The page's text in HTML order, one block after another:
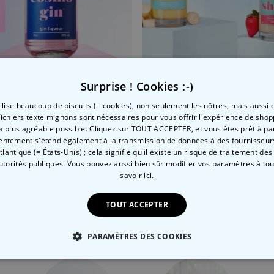
sucre de betterave, arôme
avec d'autres arômes
colorant tartraine E102,
Cosmopolitan
Milk-shake liqueur
24,99 CHF
Catégorie concernée
Surprise ! Cookies :-)
beaucoup de biscuits (= cookies), non seulement les nôtres, mais aussi
texte mignons sont nécessaires pour vous offrir l'expérience de
plus agréable possible. Cliquez sur TOUT ACCEPTER, et vous êtes prêt à
s'étend également à la transmission de données à des
(= États-Unis) ; cela signifie qu'il existe un risque de traitement des
publiques. Vous pouvez aussi bien sûr modifier vos paramètres à
savoir ici.
TOUT ACCEPTER
PARAMÈTRES DES COOKIES
COMMERCIALISATION